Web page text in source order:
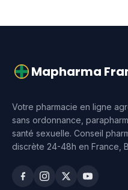
Mapharma
Votre pharmacie en ligne
sans ordonnance,
santé sexuelle. Conseil
discrète 24-48h en France,